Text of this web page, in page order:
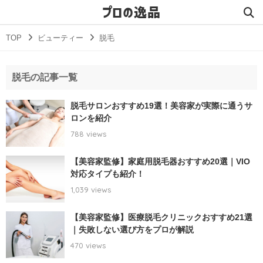
プロの逸品
TOP ビューティー 脱毛
脱毛の記事一覧
脱毛サロンおすすめ19選！美容家が実際に通うサ
ロンを紹介
788 views
【美容家監修】家庭用脱毛器おすすめ20選｜VIO
対応タイプも紹介！
1,039 views
【美容家監修】医療脱毛クリニックおすすめ21選
｜失敗しない選び方をプロが解説
470 views